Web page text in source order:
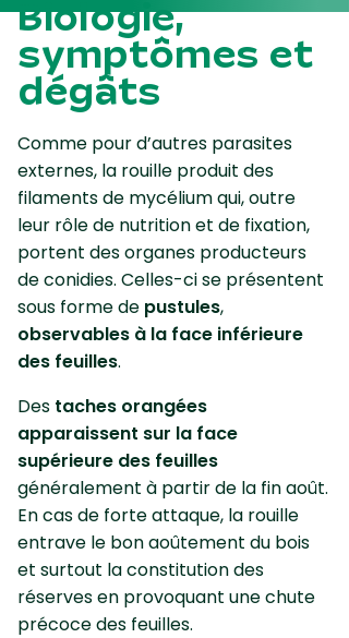
Biologie,
symptômes et
dégâts
Comme pour d’autres parasites
externes, la rouille produit des
filaments de mycélium qui, outre
leur rôle de nutrition et de fixation,
portent des organes producteurs
de conidies. Celles-ci se présentent
sous forme de pustules,
observables à la face inférieure
des feuilles.
Des taches orangées
apparaissent sur la face
supérieure des feuilles
généralement à partir de la fin août.
En cas de forte attaque, la rouille
entrave le bon aoûtement du bois
et surtout la constitution des
réserves en provoquant une chute
précoce des feuilles.